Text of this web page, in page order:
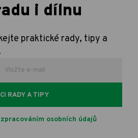
i dílnu
praktické rady, tipy a
RADY A TIPY
zpracováním osobních údajů